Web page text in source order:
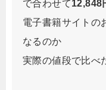
で合わせて12,848
電子書籍サイトの
なるのか
実際の値段で比べ